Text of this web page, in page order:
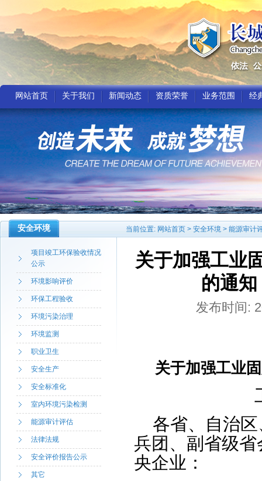
网站首页 关于我们 新闻动态 资质荣誉 业务范围 经
安全环境 当前位置: 网站首页 > 安全环境 > 能源审计
项目竣工环保验收情况
公示
环境影响评价
环保工程验收
环境污染治理
环境监测
职业卫生
安全生产
安全标准化
室内环境污染检测
能源审计评估
法律法规
安全评价报告公示
其它
关于加强工业
的通
发布时间:
关于加强工业
各省、自治
兵团、副省级
央企业：